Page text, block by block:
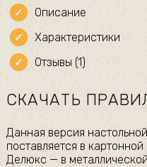
Описание
Характеристики
Отзывы (1)
СКАЧАТЬ
Данная версия
поставляется в
Делюкс — в металлической.